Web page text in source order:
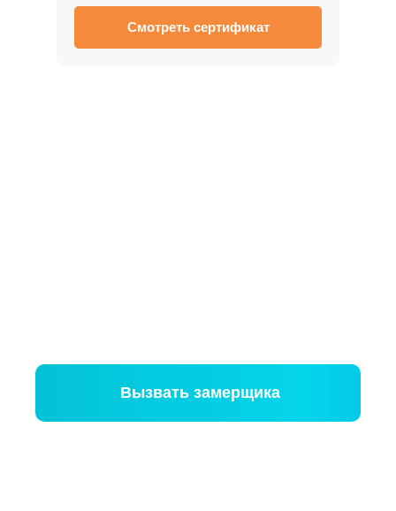
Смотреть сертификат
Вызвать замерщика